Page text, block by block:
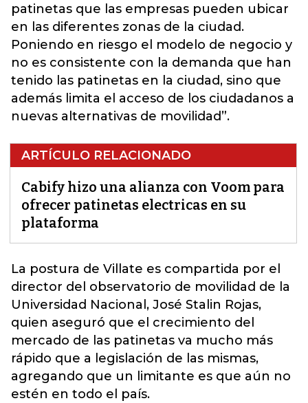
patinetas que las empresas pueden ubicar
en las diferentes zonas de la ciudad.
Poniendo en riesgo el modelo de negocio y
no es consistente con la demanda que han
tenido las patinetas en la ciudad, sino que
además limita el acceso de los ciudadanos a
nuevas alternativas de movilidad”.
ARTÍCULO RELACIONADO
Cabify hizo una alianza con Voom para
ofrecer patinetas electricas en su
plataforma
La postura de Villate es compartida por el
director del observatorio de movilidad de la
Universidad Nacional, José Stalin Rojas,
quien aseguró que el crecimiento del
mercado de las patinetas va mucho más
rápido que a legislación de las mismas,
agregando que un limitante es que aún no
estén en todo el país.